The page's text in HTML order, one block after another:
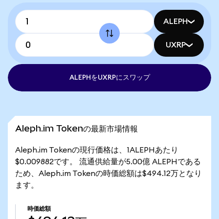
ALEPH
UXRP
ALEPHをUXRPにスワップ
Aleph.im Tokenの最新市場情報
Aleph.im Tokenの現行価格は、1ALEPHあたり
$0.009882です。 流通供給量が5.00億 ALEPHである
ため、Aleph.im Tokenの時価総額は$494.12万となり
ます。
時価総額